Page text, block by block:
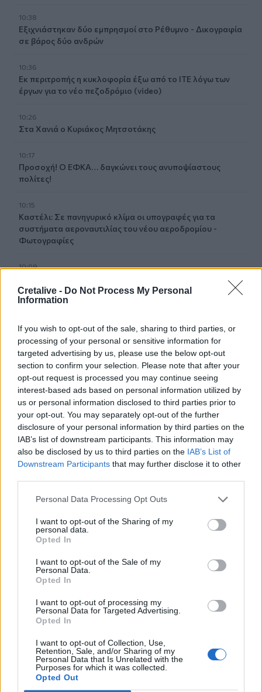
Cretalive - Do Not Process My Personal
Information
If you wish to opt-out of the sale, sharing to third parties, or
processing of your personal or sensitive information for
targeted advertising by us, please use the below opt-out
section to confirm your selection. Please note that after your
opt-out request is processed you may continue seeing
interest-based ads based on personal information utilized by
us or personal information disclosed to third parties prior to
your opt-out. You may separately opt-out of the further
disclosure of your personal information by third parties on the
IAB’s list of downstream participants. This information may
also be disclosed by us to third parties on the IAB’s List of
Downstream Participants that may further disclose it to other
Personal Data Processing Opt Outs
I want to opt-out of the Sharing of my
personal data.
Opted In
I want to opt-out of the Sale of my
Personal Data.
Opted In
I want to opt-out of processing my
Personal Data for Targeted Advertising.
Opted In
I want to opt-out of Collection, Use,
Retention, Sale, and/or Sharing of my
Personal Data that Is Unrelated with the
Purposes for which it was collected.
Opted Out
10:38
Εξιχνιάστηκαν δύο εμπρησμοί στο Ρέθυμνο - Δικογραφία
σε βάρος δύο ανδρών
10:36
Εκ περιτροπής η κυκλοφορία έξω από το ΙΤΕ λόγω των
έργων για το νέο πεζοδρόμιο (video)
10:26
Στα Χανιά ο Κυριάκος Μητσοτάκης
10:17
Προσοχή! Ο ΕΦΚΑ… δαγκώνει τους ανυποψίαστους
πολίτες!
10:15
Καστέλι: Σε πανηγυρικό κλίμα οι υπογραφές για τα
συστήματα αεροναυτιλίας του νέου αεροδρομίου -
Φωτογραφίες
10:09
Η μεγάλη αλλαγή στις συσκευασίες: Τι αλλάζει στην ΕΕ
από τις 12 Αυγούστου
Τι θα δούμε στα Κηποθέατρα Ηρακλείου το
Σαββατοκύριακο
10:00
«Το Δικαίωμα» γίνεται λογοτεχνία: Ο Δήμος Αγίου
Νικολάου προκηρύσσει τον 33ο Πανελλήνιο Λογοτεχνικό
Διαγωνισμό
09:57
Κέιτι Πέρι και Τζάστιν Τριντό αχώριστοι στις διακοπές
τους στην Ελλάδα
Καταπολέμησης Κουνουπιών 2026–2028
09:47
ΒΟΑΚ: Κυκλοφοριακές ρυθμίσεις στην περιοχή της
09:47
κόσμο το 2026
Γουδί: Χωρίς τις αισθήσεις της ανασύρθηκε 53χρονη από
ακάλυπτο πολυκατοικίας
09:35
Διορισμοί εκπαιδευτικών: Δεν καλύπτουν ούτε τις